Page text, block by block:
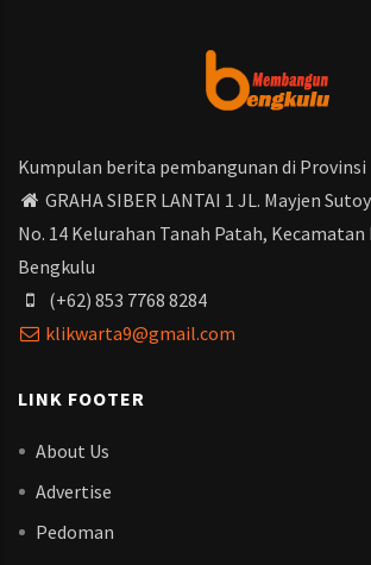
Kumpulan berita pembangunan di Provinsi
GRAHA SIBER LANTAI 1 JL. Mayjen
No. 14 Kelurahan Tanah Patah,
Bengkulu
(+62) 853 7768 8284
klikwarta9@gmail.com
LINK FOOTER
About Us
Advertise
Pedoman